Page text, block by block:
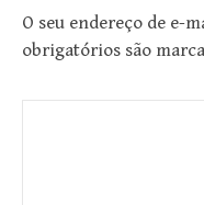
O seu endereço de e-
obrigatórios são